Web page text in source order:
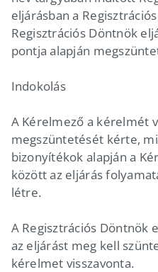
eljárásban a
Regisztrációs Döntnök
pontja alapján
Indokolás
A Kérelmező a kérelmét
megszüntetését kérte,
bizonyítékok alapján a
között az eljárás
létre.
A Regisztrációs Döntnök
az eljárást meg kell
kérelmet visszavonta.